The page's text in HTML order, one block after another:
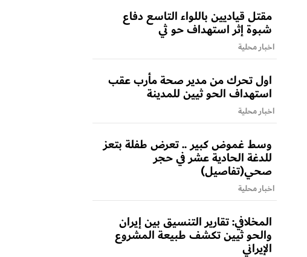
مقتل قياديين باللواء التاسع دفاع
شبوة إثر استهداف حو ثي
اخبار محلية
اول تحرك من مدير صحة مأرب عقب
استهداف الحو ثيين للمدينة
اخبار محلية
وسط غموض كبير .. تعرض طفلة بتعز
للدغة الحادية عشر في حجر
صحي(تفاصيل)
اخبار محلية
المخلافي: تقارير التنسيق بين إيران
والحو ثيين تكشف طبيعة المشروع
الإيراني